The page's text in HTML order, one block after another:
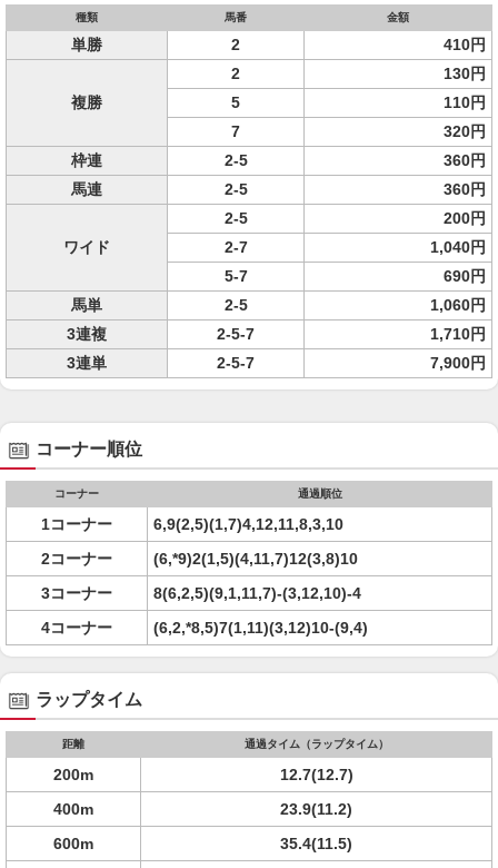
種類 馬番 金額
単勝 2 410円
複勝
2
130円
5
110円
7
320円
枠連
2-5
360円
馬連
2-5 360円
ワイド
2-5
200円
2-7
1,040円
5-7
690円
馬単
2-5
1,060円
3連複
2-5-7
1,710円
3連単
2-5-7 7,900円
コーナー順位
コーナー 通過順位
1コーナー
6,9(2,5)(1,7)4,12,11,8,3,10
2コーナー
(6,*9)2(1,5)(4,11,7)12(3,8)10
3コーナー
8(6,2,5)(9,1,11,7)-(3,12,10)-4
4コーナー
(6,2,*8,5)7(1,11)(3,12)10-(9,4)
ラップタイム
距離 通過タイム（ラップタイム）
200m
12.7(12.7)
400m
23.9(11.2)
600m
35.4(11.5)